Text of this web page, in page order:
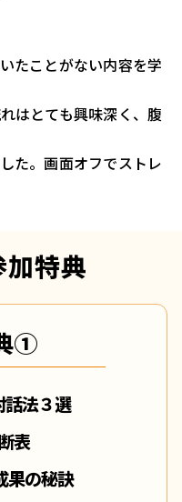
たことがない内容を学
はとても興味深く、腹
た。画面オフでストレ
特典
①
話法３選
表
果の秘訣